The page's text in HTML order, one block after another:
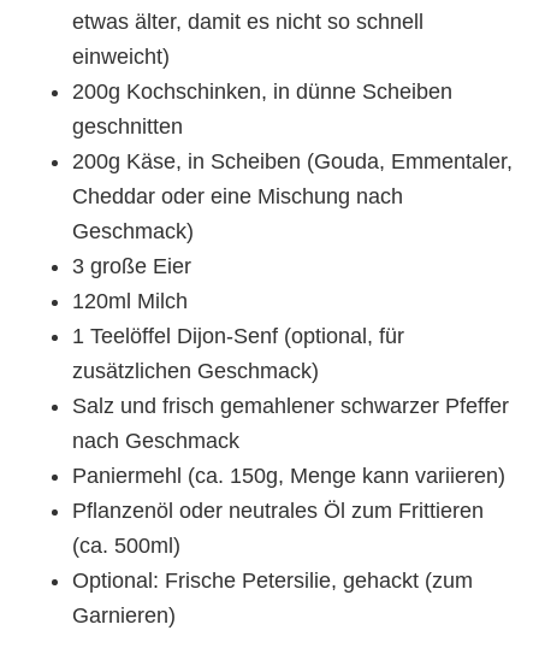
etwas älter, damit es nicht so schnell
einweicht)
200g Kochschinken, in dünne Scheiben
geschnitten
200g Käse, in Scheiben (Gouda, Emmentaler,
Cheddar oder eine Mischung nach
Geschmack)
3 große Eier
120ml Milch
1 Teelöffel Dijon-Senf (optional, für
zusätzlichen Geschmack)
Salz und frisch gemahlener schwarzer Pfeffer
nach Geschmack
Paniermehl (ca. 150g, Menge kann variieren)
Pflanzenöl oder neutrales Öl zum Frittieren
(ca. 500ml)
Optional: Frische Petersilie, gehackt (zum
Garnieren)